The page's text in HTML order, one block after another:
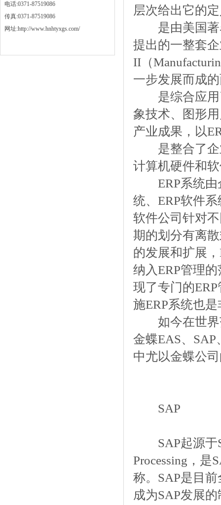
电话:0371-87519086
传真:0371-87519086
网址:http://www.hnhtyxgs.com/
层次给出它的
是由美国著名
提出的一整套
II（
一步发展而成
是综合应用
象技术、图形
产业成果，以
是整合了企
计算机硬件和
ERP系统由
统、ERP软件
软件公司针对
期的划分有离
的发展和扩展
纳入ERP管理
现了专门的
施ERP系统也
如今在世界
金蝶EAS、
中尤以金蝶公
SAP
SAP起源于
Processing，
称。SAP是目
成为SAP发展